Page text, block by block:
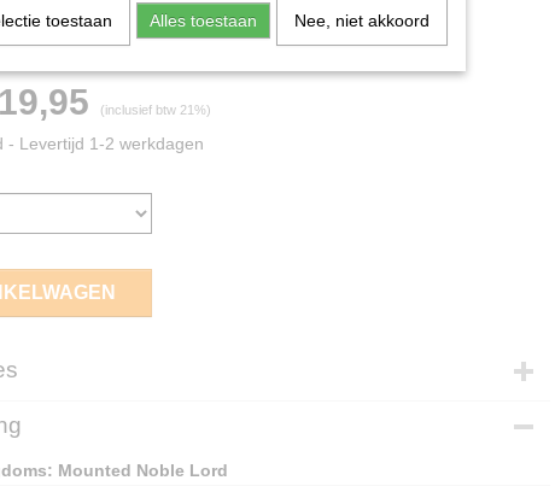
Lord
(inclusief btw 21%)
- Levertijd 1-2 werkdagen
Mounted Noble Lord
toestaan Alles toestaan Nee, niet akkoord